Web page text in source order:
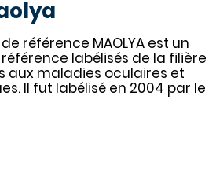
référence MAOLYA est un
labélisés de la filière
aux maladies oculaires et
Il fut labélisé en 2004 par le